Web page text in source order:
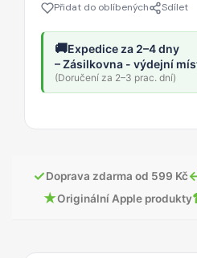
Přidat do oblíbených Sdílet
🚚Expedice za 2–4 dny
– Zásilkovna - výdejní
(Doručení za 2–3 prac. dní)
✓Doprava zdarma od 599 Kč
★Originální Apple produkty